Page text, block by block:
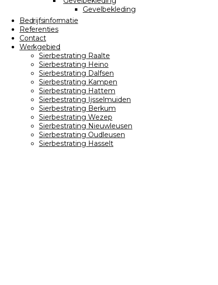
Gevelbekleding
Bedrijfsinformatie
Referenties
Contact
Werkgebied
Sierbestrating Raalte
Sierbestrating Heino
Sierbestrating Dalfsen
Sierbestrating Kampen
Sierbestrating Hattem
Sierbestrating Ijsselmuiden
Sierbestrating Berkum
Sierbestrating Wezep
Sierbestrating Nieuwleusen
Sierbestrating Oudleusen
Sierbestrating Hasselt